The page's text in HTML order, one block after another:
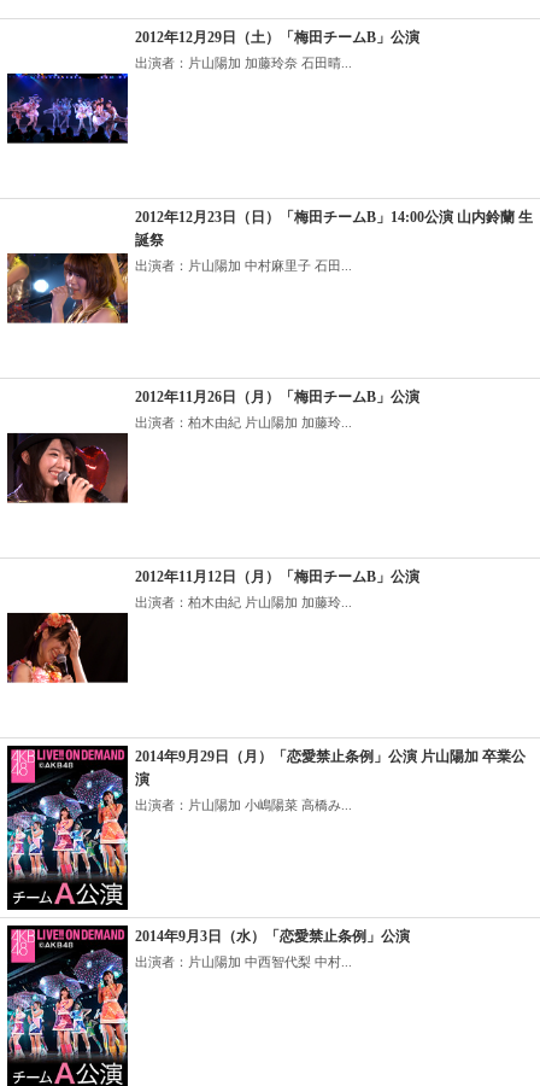
2012年12月29日（土）「梅田チームB」公演
出演者：片山陽加 加藤玲奈 石田晴...
2012年12月23日（日）「梅田チームB」14:00公演 山内鈴蘭 生
誕祭
出演者：片山陽加 中村麻里子 石田...
2012年11月26日（月）「梅田チームB」公演
出演者：柏木由紀 片山陽加 加藤玲...
2012年11月12日（月）「梅田チームB」公演
出演者：柏木由紀 片山陽加 加藤玲...
2014年9月29日（月）「恋愛禁止条例」公演 片山陽加 卒業公
演
出演者：片山陽加 小嶋陽菜 高橋み...
2014年9月3日（水）「恋愛禁止条例」公演
出演者：片山陽加 中西智代梨 中村...